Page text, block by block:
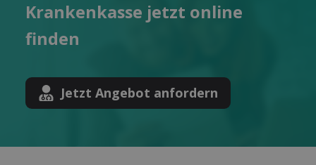
Kranken­kasse jetzt online
finden
Jetzt Angebot anfordern